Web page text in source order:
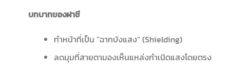
บทบาทของฝาชี
ทำหน้าที่เป็น “ฉากบังแสง” (Shielding)
ลดมุมที่สายตามองเห็นแหล่งกำเนิดแสงโดยตรง